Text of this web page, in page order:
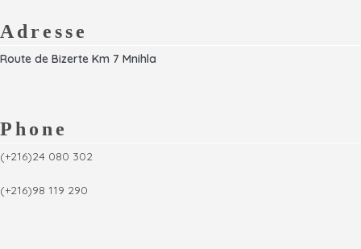
Adresse
Route de Bizerte Km 7 Mnihla
Phone
(+216)24 080 302
(+216)98 119 290